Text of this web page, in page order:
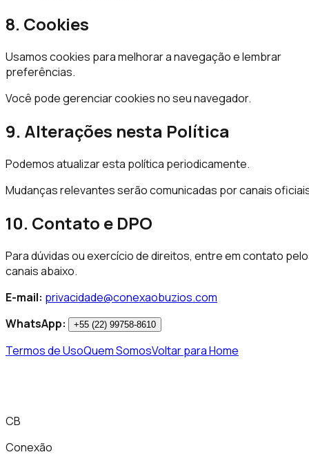
8. Cookies
Usamos cookies para melhorar a navegação e lembrar
preferências.
Você pode gerenciar cookies no seu navegador.
9. Alterações nesta Política
Podemos atualizar esta política periodicamente.
Mudanças relevantes serão comunicadas por canais
10. Contato e DPO
Para dúvidas ou exercício de direitos, entre em contato
canais abaixo.
E-mail: privacidade@conexaobuzios.com
WhatsApp:
+55 (22) 99758-8610
Termos de UsoQuem SomosVoltar para Home
CB
Conexão